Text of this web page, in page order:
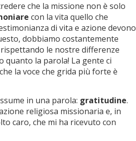
che la missione non è solo
con la vita quello che
di vita e azione devono
dobbiamo costantemente
le nostre differenze
quanto la parola! La gente ci
la voce che grida più forte è
in una parola: gratitudine.
religiosa missionaria e, in
caro, che mi ha ricevuto con